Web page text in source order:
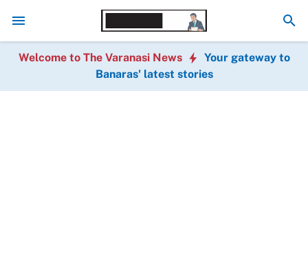
धर्म छिपाकर शादी करने का आरोप, सिगरा थाने में मुकदमा दर्ज; मुख्य आरोपी गिरफ्तारसावन
Welcome to The Varanasi News
Your gateway to
Banaras' latest stories